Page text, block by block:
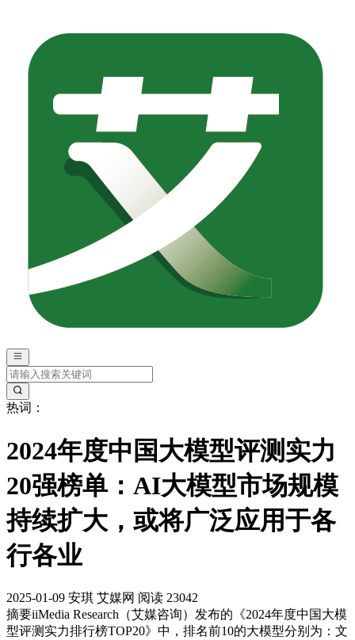
热词：
2024年度中国大模型评测实力
20强榜单：AI大模型市场规模
持续扩大，或将广泛应用于各
行各业
2025-01-09 安琪 艾媒网 阅读 23042
摘要iiMedia Research（艾媒咨询）发布的《2024年度中国大模
型评测实力排行榜TOP20》中，排名前10的大模型分别为：文